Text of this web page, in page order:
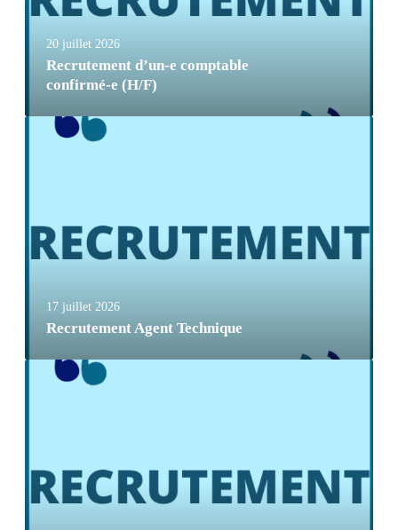
20 juillet 2026
Recrutement d’un-e comptable
confirmé-e (H/F)
17 juillet 2026
Recrutement Agent Technique